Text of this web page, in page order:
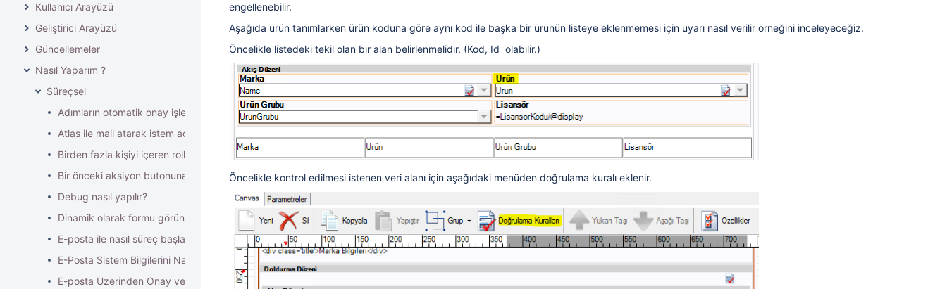
Kullanıcı Arayüzü
Geliştirici Arayüzü
Güncellemeler
Nasıl Yaparım ?
Süreçsel
Adımların otomatik onay işlemi nasıl yapılır?
Atlas ile mail atarak istem açma
Birden fazla kişiyi içeren rollerde birleştirme nasıl yapılır?
Bir önceki aksiyon butonuna göre farklı davranışlar nasıl kontrol edilir?
Debug nasıl yapılır?
Dinamik olarak formu görüntüsünü yetkilendirme
E-posta ile nasıl süreç başlatma işlemi için uygulanması gereken adımlar nelerdir?
E-Posta Sistem Bilgilerini Nasıl Değiştirebilirim?
E-posta Üzerinden Onay verme işlemi nasıl yapılır?
engellenebilir.
Aşağıda ürün tanımlarken ürün koduna göre aynı kod ile başka bir ürünün listeye eklenmemesi için uyarı nasıl verilir örneğini inceleyeceğiz.
Öncelikle listedeki tekil olan bir alan belirlenmelidir. (Kod, Id olabilir.)
Öncelikle kontrol edilmesi istenen veri alanı için aşağıdaki menüden doğrulama kuralı eklenir.